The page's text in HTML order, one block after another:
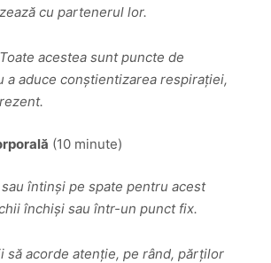
cu partenerul lor.
acestea sunt puncte de
a aduce conștientizarea respirației,
(10 minute)
întinși pe spate pentru acest
închiși sau într-un punct fix.
să acorde atenție, pe rând, părților